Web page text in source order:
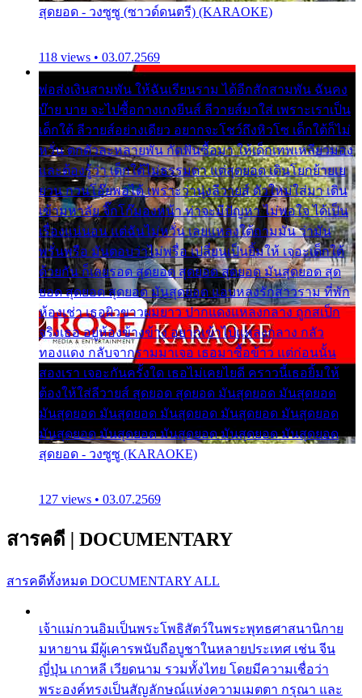
สุดยอด - วงซูซู (ซาวด์ดนตรี) (KARAOKE)
118 views • 03.07.2569
พ่อส่งเงินสามพัน ให้ฉันเรียนราม ได้อีกสักสามพัน ฉันคง
บ๊าย บาย จะไปซื้อกางเกงยีนส์ ลีวายส์มาใส่ เพราะเราเป็น
เด็กใต้ ลีวายส์อย่างเดียว อยากจะโชว์ถึงหิวโซ เด็กใต้ก็ไม่
หวั่น ตกตัวละหลายพัน กัดฟันซื้อมา ให้เด็กเทพเหลียวมอง
และต้องรู้ว่า เด็กใต้ไม่ธรรมดา แต่สุดยอด เดินโยกย้ายเย
ยวน กวนโอ๊ยพอได้ เพราะว่านุ่งลีวายส์ ตัวใหม่ใส่มา เดิน
เข้ามหาลัย จิ๊กโก๊มองหน้า ท่าจะมีปัญหา ไม่พอใจ ได้เป็น
เรื่องแน่นอน แต่ฉันไม่หวั่น เลยแหลงใต้ถามมัน ว่ามัน
พรั่นพรือ มันตอบว่าไม่พรื่อ เปลี่ยนเป็นยิ้มให้ เจอะเด็กใต้
ด้วยกัน ก็เลยรอด สุดยอด สุดยอด สุดยอด มันสุดยอด สุด
ยอด สุดยอด สุดยอด มันสุดยอด แอบหลงรักสาวราม ที่พัก
ห้องเช่า เธอผิวขาวผมยาว ปากแดงแหลงกลาง ถูกสเป็ก
จริงเธอ อยู่ห้องข้างข้าง อยากเข้าไปแหลงกลาง กลัว
ทองแดง กลับจากรามมาเจอ เธอมาซื้อข้าว แต่ก่อนนั้น
สองเรา เจอะกันครั้งใด เธอไม่เคยไยดี คราวนี้เธอยิ้มให้
ต้องให้ใส่ลีวายส์ สุดยอด สุดยอด มันสุดยอด มันสุดยอด
มันสุดยอด มันสุดยอด มันสุดยอด มันสุดยอด มันสุดยอด
มันสุดยอด มันสุดยอด มันสุดยอด มันสุดยอด มันสุดยอด
สุดยอด - วงซูซู (KARAOKE)
127 views • 03.07.2569
สารคดี | DOCUMENTARY
สารคดีทั้งหมด DOCUMENTARY ALL
เจ้าแม่กวนอิมเป็นพระโพธิสัตว์ในพระพุทธศาสนานิกาย
มหายาน มีผู้เคารพนับถือบูชาในหลายประเทศ เช่น จีน
ญี่ปุ่น เกาหลี เวียดนาม รวมทั้งไทย โดยมีความเชื่อว่า
พระองค์ทรงเป็นสัญลักษณ์แห่งความเมตตา กรุณา และ